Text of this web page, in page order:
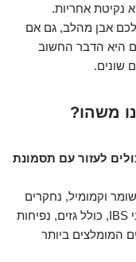
נקיטת אחריות.
לכם אבן מהלב, גם אם
היא הדבר החשוב
שונים.
משהו?
לעזור עם תסמונת
וקמומיל, נחקרים
רבות ונמצאים יעילים בהקלה על תסמיני IBS, כולל גזים, נפיחות
המומלצים ביותר